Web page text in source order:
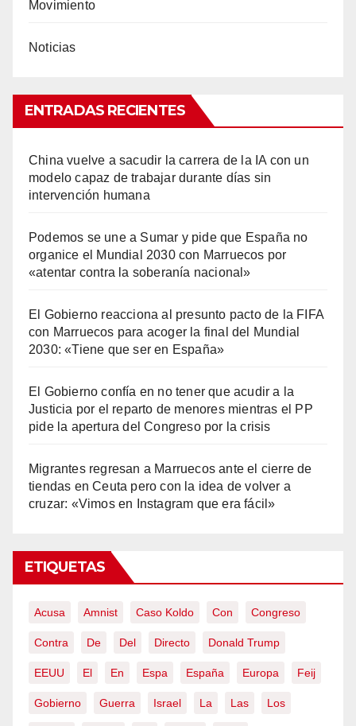
Movimiento
Noticias
ENTRADAS RECIENTES
China vuelve a sacudir la carrera de la IA con un
modelo capaz de trabajar durante días sin
intervención humana
Podemos se une a Sumar y pide que España no
organice el Mundial 2030 con Marruecos por
«atentar contra la soberanía nacional»
El Gobierno reacciona al presunto pacto de la FIFA
con Marruecos para acoger la final del Mundial
2030: «Tiene que ser en España»
El Gobierno confía en no tener que acudir a la
Justicia por el reparto de menores mientras el PP
pide la apertura del Congreso por la crisis
Migrantes regresan a Marruecos ante el cierre de
tiendas en Ceuta pero con la idea de volver a
cruzar: «Vimos en Instagram que era fácil»
ETIQUETAS
Acusa Amnist Caso Koldo Con Congreso
Contra De Del Directo Donald Trump
EEUU El En Espa España Europa Feij
Gobierno Guerra Israel La Las Los